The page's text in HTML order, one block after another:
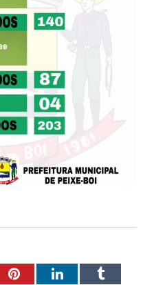
PinterestLinkedInTumblr